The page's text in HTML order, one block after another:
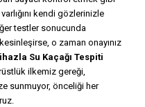
kendi gözlerinizle
testler sonucunda
o zaman onayınız
Su Kaçağı Tespiti
ilkemiz gereği,
sunmuyor, önceliği her